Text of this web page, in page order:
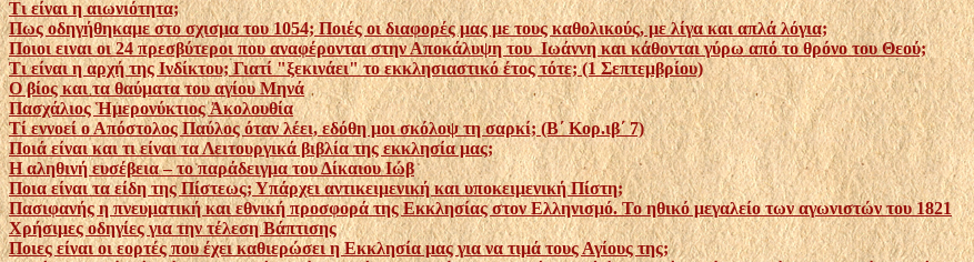
Τι είναι η αιωνιότητα;
Πως οδηγήθηκαμε στο σχισμα του 1054; Ποιές οι διαφορές μας με τους καθολικούς, με λίγα και απλά λόγια;
Ποιοι ειναι οι 24 πρεσβύτεροι που αναφέρονται στην Αποκάλυψη του Ιωάννη και κάθονται γύρω από το θρόνο του Θεού;
Τι είναι η αρχή της Ινδίκτου; Γιατί "ξεκινάει" το εκκλησιαστικό έτος τότε; (1 Σεπτεμβρίου)
Ο βίος και τα θαύματα του αγίου Μηνά
Πασχάλιος Ἡμερονύκτιος Ἀκολουθία
Τί εννοεί ο Απόστολος Παύλος όταν λέει, εδόθη μοι σκόλοψ τη σαρκί; (Β΄ Κορ.ιβ΄ 7)
Ποιά είναι και τι είναι τα Λειτουργικά βιβλία της εκκλησία μας;
Η αληθινή ευσέβεια – το παράδειγμα του Δίκαιου Ιώβ
Ποια είναι τα είδη της Πίστεως; Υπάρχει αντικειμενική και υποκειμενική Πίστη;
Πασιφανής η πνευματική και εθνική προσφορά της Εκκλησίας στον Ελληνισμό. Το ηθικό μεγαλείο των αγωνιστών του 1821
Χρήσιμες οδηγίες για την τέλεση Βάπτισης
Ποιες είναι οι εορτές που έχει καθιερώσει η Εκκλησία μας για να τιμά τους Αγίους της;